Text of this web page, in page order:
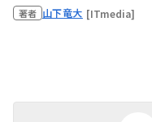
著者 山下竜大 [ITmedia]